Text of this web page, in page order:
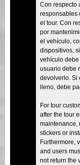
Con respecto
responsables
el tour. Con
por
el vehículo,
dispositivos,
vehículo
usuario debe
devolverlo. Si
lleno, debe
For tour
after the tour
maintenance,
stickers or
Furthermore,
and users
not return the